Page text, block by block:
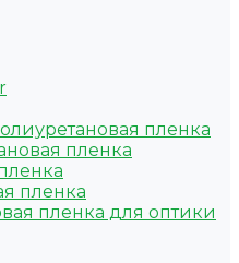
пленка
пленка
пленка
пленка для оптики